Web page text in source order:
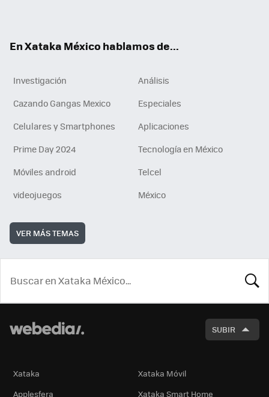
En Xataka México hablamos de...
Investigación
Análisis
Cazando Gangas Mexico
Especiales
Celulares y Smartphones
Aplicaciones
Prime Day 2024
Tecnología en México
Móviles android
Telcel
videojuegos
México
VER MÁS TEMAS
SUBIR
Xataka
Xataka Móvil
Applesfera
Xataka Smart Home